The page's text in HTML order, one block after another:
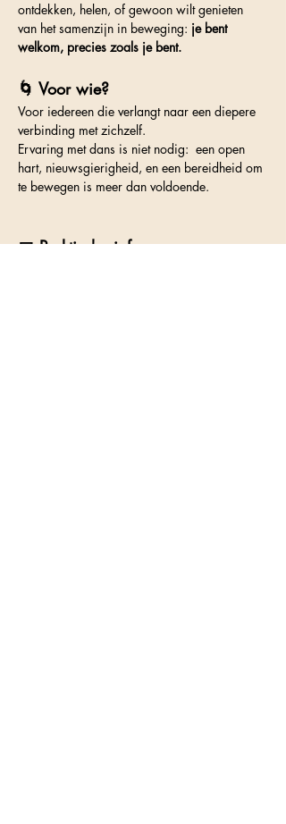
ontdekken, helen, of gewoon wilt genieten
van het samenzijn in beweging: je bent
welkom, precies zoals je bent.
🌀 Voor wie?
Voor iedereen die verlangt naar een diepere
verbinding met zichzelf.
Ervaring met dans is niet nodig:  een open
hart, nieuwsgierigheid, en een bereidheid om
te bewegen is meer dan voldoende.
📅 Praktische info